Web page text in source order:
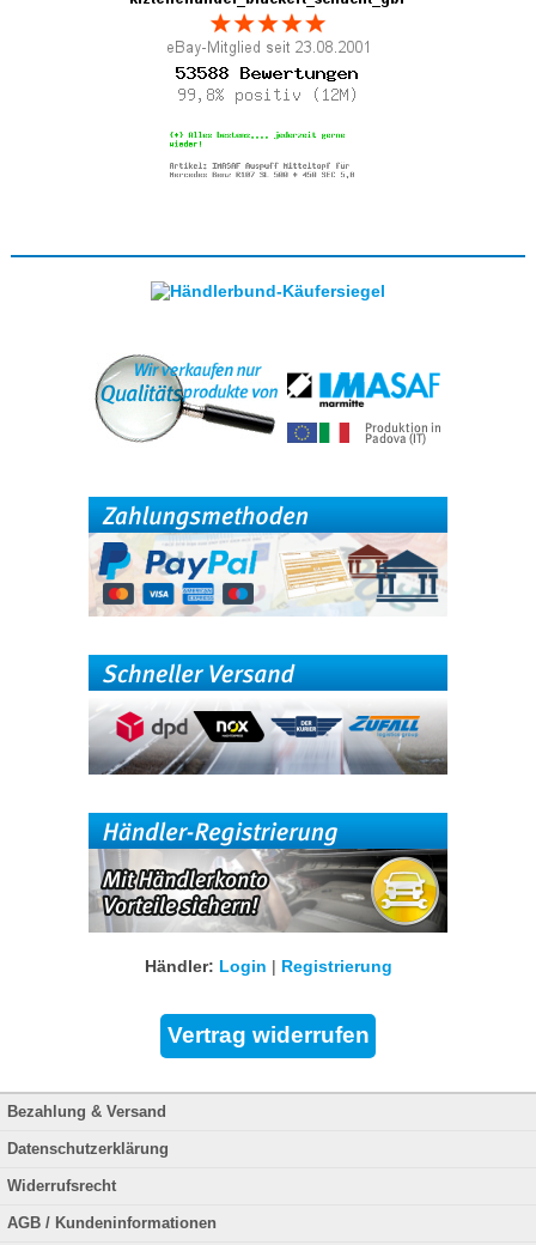
Händler: Login | Registrierung
Bezahlung & Versand
Datenschutzerklärung
Widerrufsrecht
AGB / Kundeninformationen